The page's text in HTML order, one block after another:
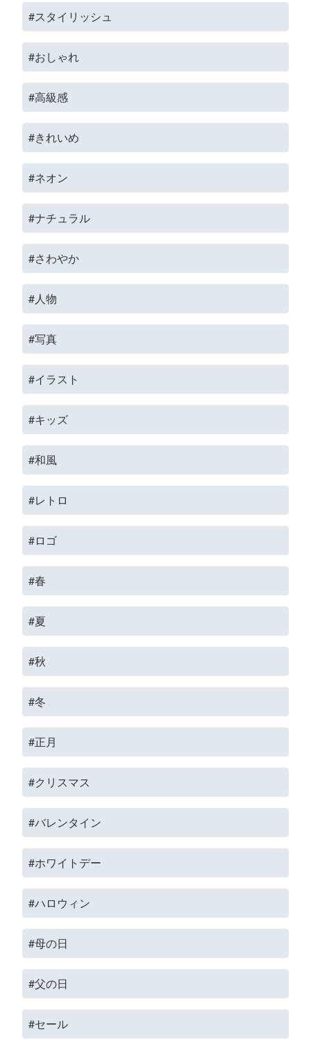
#スタイリッシュ
#おしゃれ
#高級感
#きれいめ
#ネオン
#ナチュラル
#さわやか
#人物
#写真
#イラスト
#キッズ
#和風
#レトロ
#ロゴ
#春
#夏
#秋
#冬
#正月
#クリスマス
#バレンタイン
#ホワイトデー
#ハロウィン
#母の日
#父の日
#セール